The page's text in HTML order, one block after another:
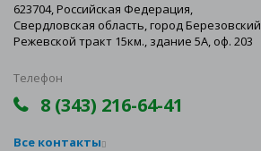
623704, Российская Федерация,
Свердловская область, город Березовский
Режевской тракт 15км., здание 5А, оф. 203
Телефон
8 (343) 216-64-41
Все контакты